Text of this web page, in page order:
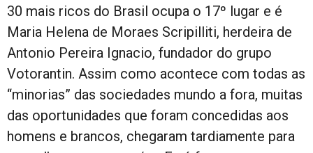
30 mais ricos do Brasil ocupa o 17º lugar e é
Maria Helena de Moraes Scripilliti, herdeira de
Antonio Pereira Ignacio, fundador do grupo
Votorantin. Assim como acontece com todas as
“minorias” das sociedades mundo a fora, muitas
das oportunidades que foram concedidas aos
homens e brancos, chegaram tardiamente para